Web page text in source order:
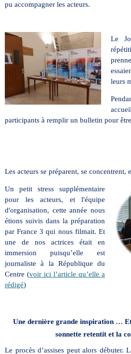
pu accompagner les acteurs.
Le
leurs
participants à remplir un bulletin pour
Les acteurs se préparent, se
Un petit stress supplémentaire
pour les acteurs, et l'équipe
d'organisation, cette année nous
étions suivis dans la préparation
par France 3 qui nous filmait. Et
une de nos actrices était en
immersion puisqu’elle est
journaliste à la République du
Centre (voir ici l’article qu’elle a
rédigé)
Une dernière grande inspiration …
sonnette retentit et la
Le procès d’assises peut alors débuter.